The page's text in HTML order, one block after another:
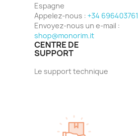
Espagne
Appelez-nous : +34 696403761
Envoyez-nous un e-mail :
shop@monorim.it
CENTRE DE
SUPPORT
Le support technique